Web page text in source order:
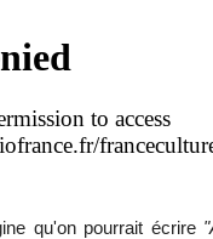
qu'on pourrait écrire